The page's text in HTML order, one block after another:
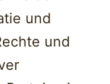
und
und